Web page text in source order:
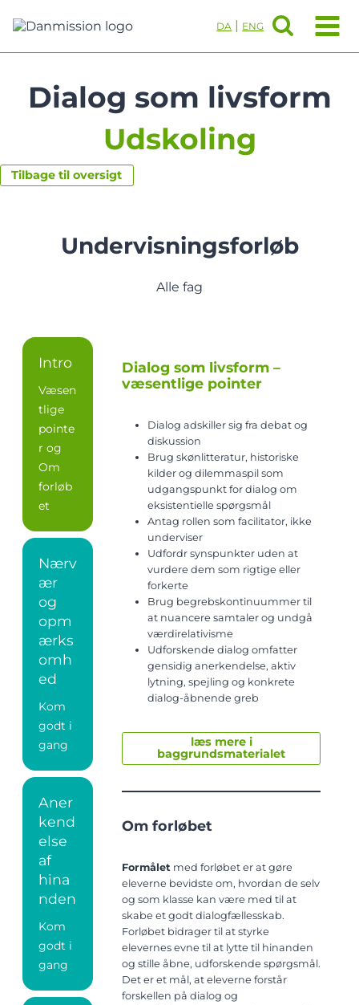
DA | ENG
Dialog som livsform
Udskoling
Tilbage til oversigt
Undervisningsforløb
Alle fag
Intro
Væsen
tlige
pointe
r og
Om
forløb
et
Nærv
ær
og
opm
ærks
omh
ed
Kom
godt i
gang
Aner
kend
else
af
hina
nden
Kom
godt i
gang
Dialog som livsform –
væsentlige pointer
Dialog adskiller sig fra debat og
diskussion
Brug skønlitteratur, historiske
kilder og dilemmaspil som
udgangspunkt for dialog om
eksistentielle spørgsmål
Antag rollen som facilitator, ikke
underviser
Udfordr synspunkter uden at
vurdere dem som rigtige eller
forkerte
Brug begrebskontinuummer til
at nuancere samtaler og undgå
værdirelativisme
Udforskende dialog omfatter
gensidig anerkendelse, aktiv
lytning, spejling og konkrete
dialog-åbnende greb
læs mere i
baggrundsmaterialet
Om forløbet
Formålet med forløbet er at gøre
eleverne bevidste om, hvordan de selv
og som klasse kan være med til at
skabe et godt dialogfællesskab.
Forløbet bidrager til at styrke
elevernes evne til at lytte til hinanden
og stille åbne, udforskende spørgsmål.
Det er et mål, at eleverne forstår
forskellen på dialog og